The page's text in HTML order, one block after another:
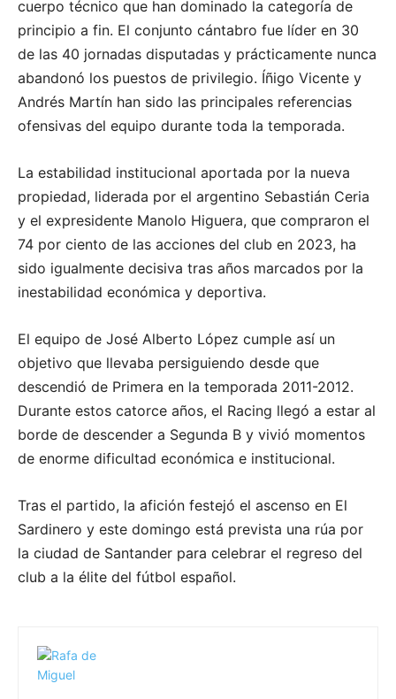
cuerpo técnico que han dominado la categoría de
principio a fin. El conjunto cántabro fue líder en 30
de las 40 jornadas disputadas y prácticamente nunca
abandonó los puestos de privilegio. Íñigo Vicente y
Andrés Martín han sido las principales referencias
ofensivas del equipo durante toda la temporada.
La estabilidad institucional aportada por la nueva
propiedad, liderada por el argentino Sebastián Ceria
y el expresidente Manolo Higuera, que compraron el
74 por ciento de las acciones del club en 2023, ha
sido igualmente decisiva tras años marcados por la
inestabilidad económica y deportiva.
El equipo de José Alberto López cumple así un
objetivo que llevaba persiguiendo desde que
descendió de Primera en la temporada 2011-2012.
Durante estos catorce años, el Racing llegó a estar al
borde de descender a Segunda B y vivió momentos
de enorme dificultad económica e institucional.
Tras el partido, la afición festejó el ascenso en El
Sardinero y este domingo está prevista una rúa por
la ciudad de Santander para celebrar el regreso del
club a la élite del fútbol español.